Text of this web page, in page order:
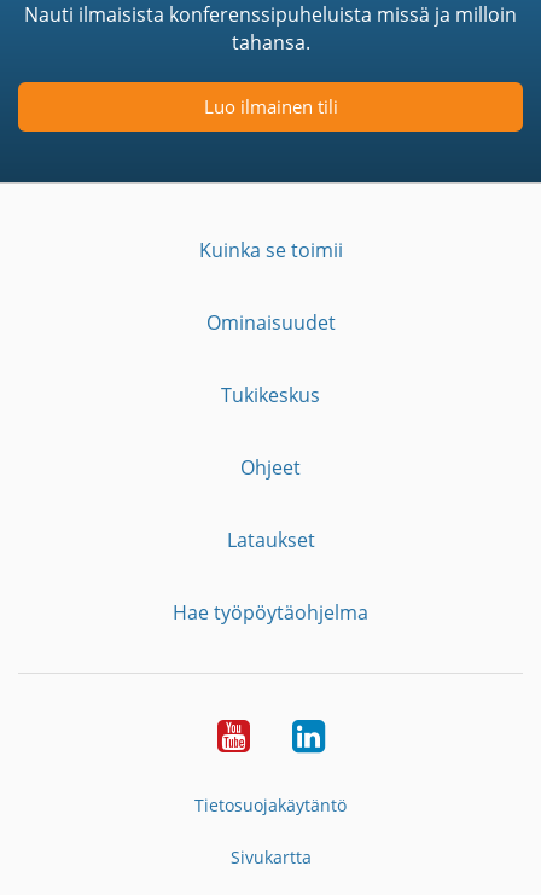
Nauti ilmaisista konferenssipuheluista missä ja milloin
tahansa.
Luo ilmainen tili
Kuinka se toimii
Ominaisuudet
Tukikeskus
Ohjeet
Lataukset
Hae työpöytäohjelma
YouTubeLinkedIn
Tietosuojakäytäntö
Sivukartta